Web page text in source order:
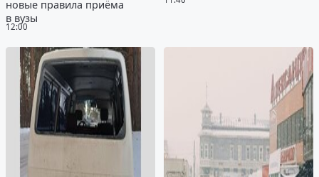
12:00
новые правила приёма
в вузы